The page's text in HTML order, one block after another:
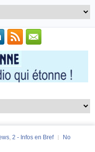
, 2 - Infos en Bref
No